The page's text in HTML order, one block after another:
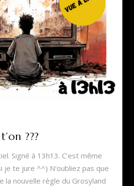
???
Signé à 13h13. C’est même
je te jure ^^) N'oubliez pas que
la nouvelle règle du Grosyland